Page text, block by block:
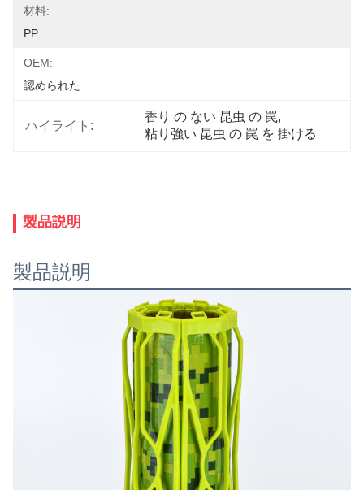
材料:
PP
OEM:
認められた
ハイライト:
香り の ない 昆虫 の 罠,
粘り強い 昆虫 の 罠 を 掛ける
製品説明
製品説明